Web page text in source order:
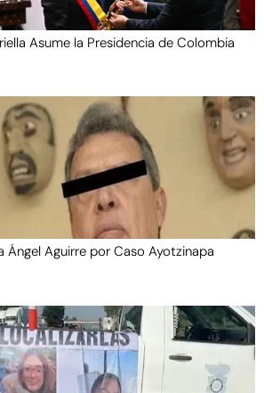
Asume la Presidencia de Colombia
Ángel Aguirre por Caso Ayotzinapa